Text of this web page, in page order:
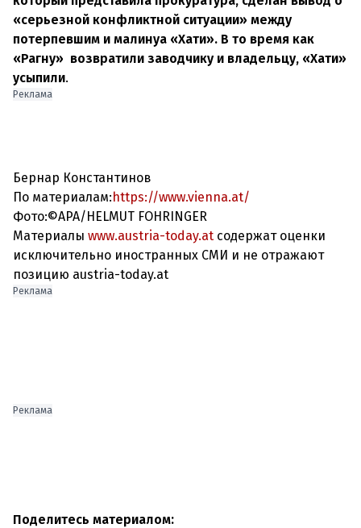
«серьезной конфликтной ситуации» между
потерпевшим и малинуа «Хати». В то время как
«Рагну» возвратили заводчику и владельцу, «Хати»
усыпили
Реклама
Бернар Константинов
По материалам:https://www.vienna.at/
Фото:©APA/HELMUT FOHRINGER
Материалы www.austria-today.at содержат оценки
исключительно иностранных СМИ и не отражают
позицию austria-today.at
Реклама
Реклама
Поделитесь материалом: